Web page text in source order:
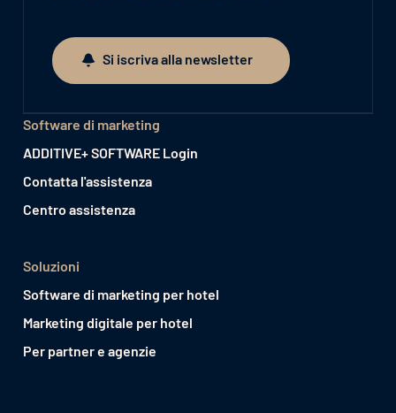
Si iscriva alla newsletter
Si iscriva alla newsletter
Software di marketing
ADDITIVE+ SOFTWARE Login
Contatta l'assistenza
Centro assistenza
Soluzioni
Software di marketing per hotel
Marketing digitale per hotel
Per partner e agenzie